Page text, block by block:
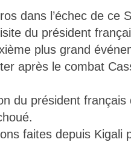
dans l’échec de ce
du président
plus grand
après le combat
du président français
faites depuis Kigali